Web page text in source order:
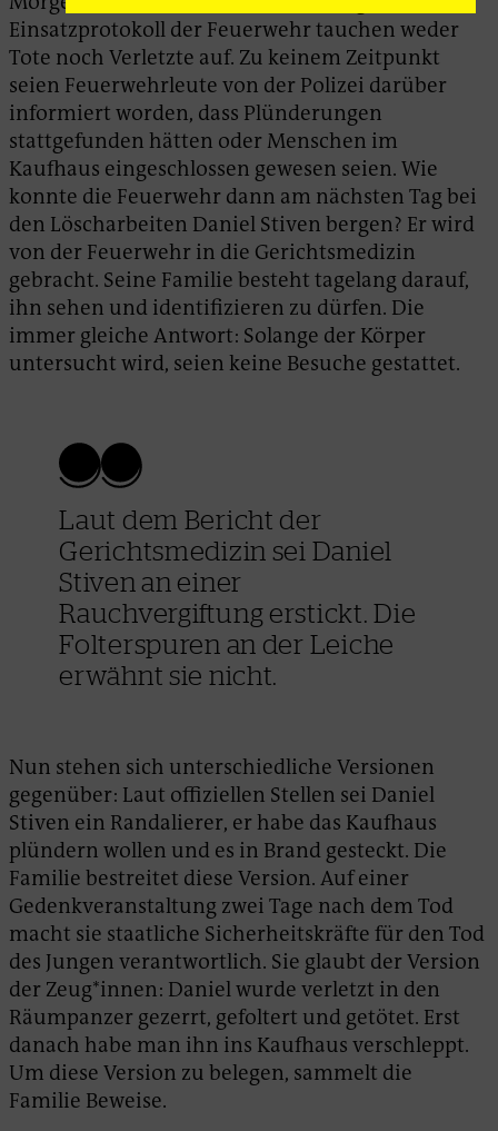
Einsatzprotokoll der Feuerwehr tauchen weder
Tote noch Verletzte auf. Zu keinem Zeitpunkt
seien Feuerwehrleute von der Polizei darüber
informiert worden, dass Plünderungen
stattgefunden hätten oder Menschen im
Kaufhaus eingeschlossen gewesen seien. Wie
konnte die Feuerwehr dann am nächsten Tag bei
den Löscharbeiten Daniel Stiven bergen? Er wird
von der Feuerwehr in die Gerichtsmedizin
gebracht. Seine Familie besteht tagelang darauf,
ihn sehen und identifizieren zu dürfen. Die
immer gleiche Antwort: Solange der Körper
untersucht wird, seien keine Besuche gestattet.
Laut dem Bericht der
Gerichtsmedizin sei Daniel
Stiven an einer
Rauchvergiftung erstickt. Die
Folterspuren an der Leiche
erwähnt sie nicht.
Nun stehen sich unterschiedliche Versionen
gegenüber: Laut offiziellen Stellen sei Daniel
Stiven ein Randalierer, er habe das Kaufhaus
plündern wollen und es in Brand gesteckt. Die
Familie bestreitet diese Version. Auf einer
Gedenkveranstaltung zwei Tage nach dem Tod
macht sie staatliche Sicherheitskräfte für den Tod
des Jungen verantwortlich. Sie glaubt der Version
der Zeug*innen: Daniel wurde verletzt in den
Räumpanzer gezerrt, gefoltert und getötet. Erst
danach habe man ihn ins Kaufhaus verschleppt.
Um diese Version zu belegen, sammelt die
Familie Beweise.